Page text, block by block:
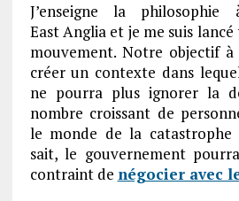
J’enseigne la
East Anglia et je me suis
mouvement. Notre objectif
créer un contexte dans
ne pourra plus ignorer la
nombre croissant de
le monde de la catastrophe
sait, le gouvernement
contraint de négocier avec